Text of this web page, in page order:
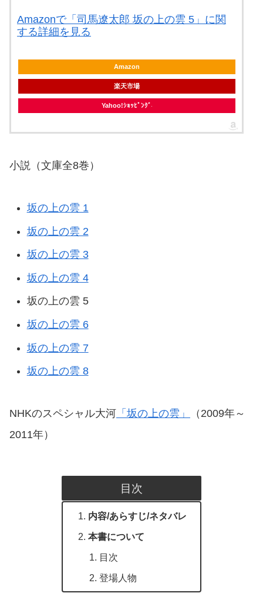
Amazonで「司馬遼太郎 坂の上の雲 5」に関
する詳細を見る
Amazon
楽天市場
Yahoo!ｼｮｯﾋﾟﾝｸﾞ
小説（文庫全8巻）
坂の上の雲 1
坂の上の雲 2
坂の上の雲 3
坂の上の雲 4
坂の上の雲 5
坂の上の雲 6
坂の上の雲 7
坂の上の雲 8
NHKのスペシャル大河 「坂の上の雲」
（2009年～
2011年）
目次
内容/あらすじ/ネタバレ
本書について
目次
登場人物